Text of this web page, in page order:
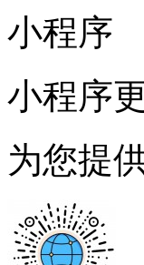
小程序
小程序
为您提